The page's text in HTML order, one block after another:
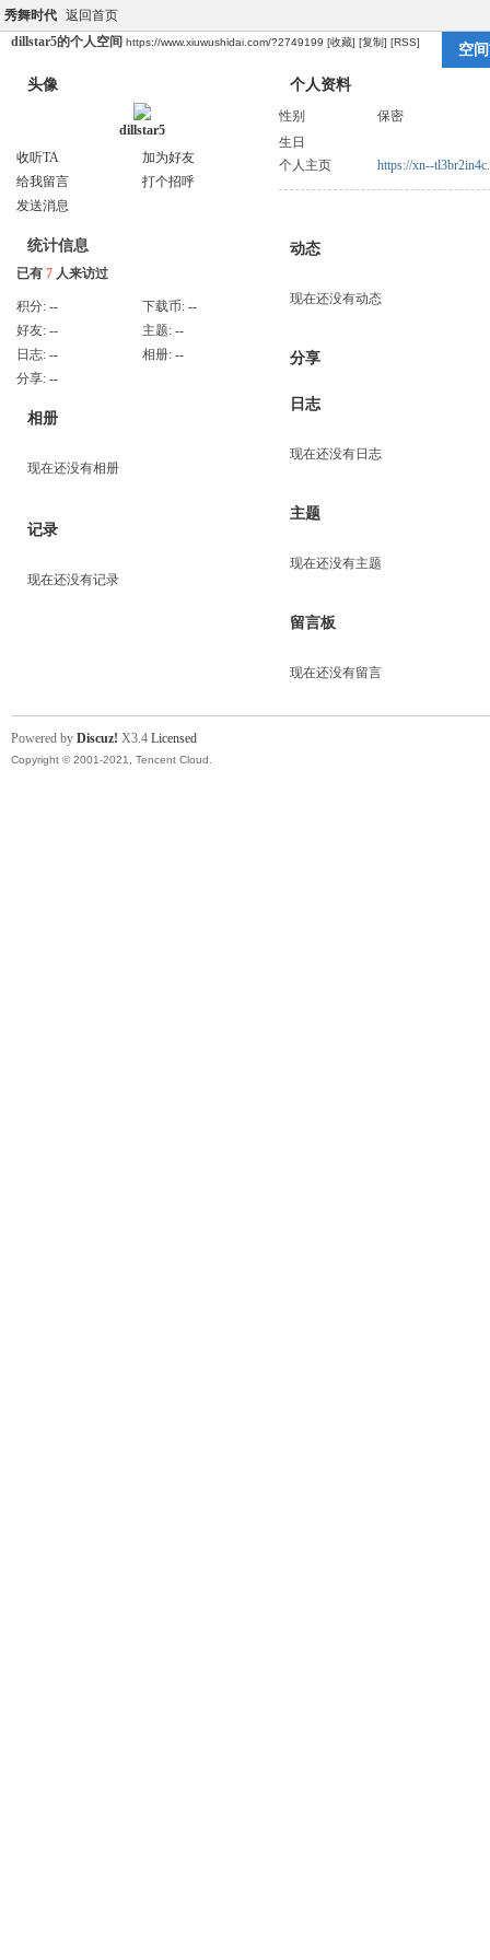
秀舞时代 返回首页
dillstar5的个人空间 https://www.xiuwushidai.com/?2749199 [收藏] [复制] [RSS] 空
头像
dillstar5
收听TA
加为好友
给我留言
打个招呼
发送消息
统计信息
已有 7 人来访过
积分: -- 下载币: --
好友: -- 主题: --
日志: -- 相册: --
分享: --
相册
现在还没有相册
记录
现在还没有记录
个人资料
性别
保密
生日
个人主页
https://xn--
动态
现在还没有动态
分享
日志
现在还没有日志
主题
现在还没有主题
留言板
现在还没有留言
Powered by Discuz! X3.4 Licensed
Copyright © 2001-2021, Tencent Cloud.